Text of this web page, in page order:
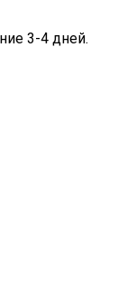
3-4 дней.